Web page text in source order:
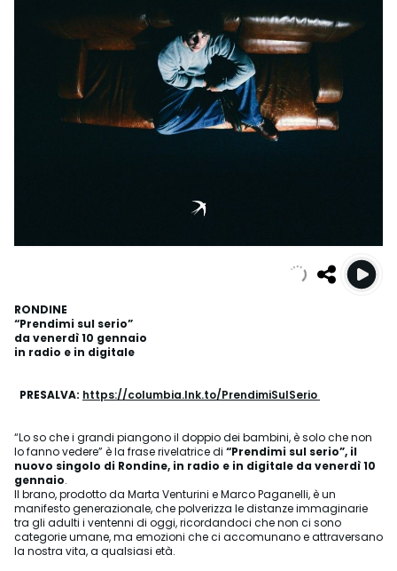
RONDINE
“Prendimi sul serio”
da venerdì 10 gennaio
in radio e in digitale
PRESALVA: https://columbia.lnk.to/PrendimiSulSerio
“Lo so che i grandi piangono il doppio dei bambini, è solo che non
lo fanno vedere” è la frase rivelatrice di “Prendimi sul serio”, il
nuovo singolo di Rondine, in radio e in digitale da venerdì 10
gennaio.
Il brano, prodotto da Marta Venturini e Marco Paganelli, è un
manifesto generazionale, che polverizza le distanze immaginarie
tra gli adulti i ventenni di oggi, ricordandoci che non ci sono
categorie umane, ma emozioni che ci accomunano e attraversano
la nostra vita, a qualsiasi età.